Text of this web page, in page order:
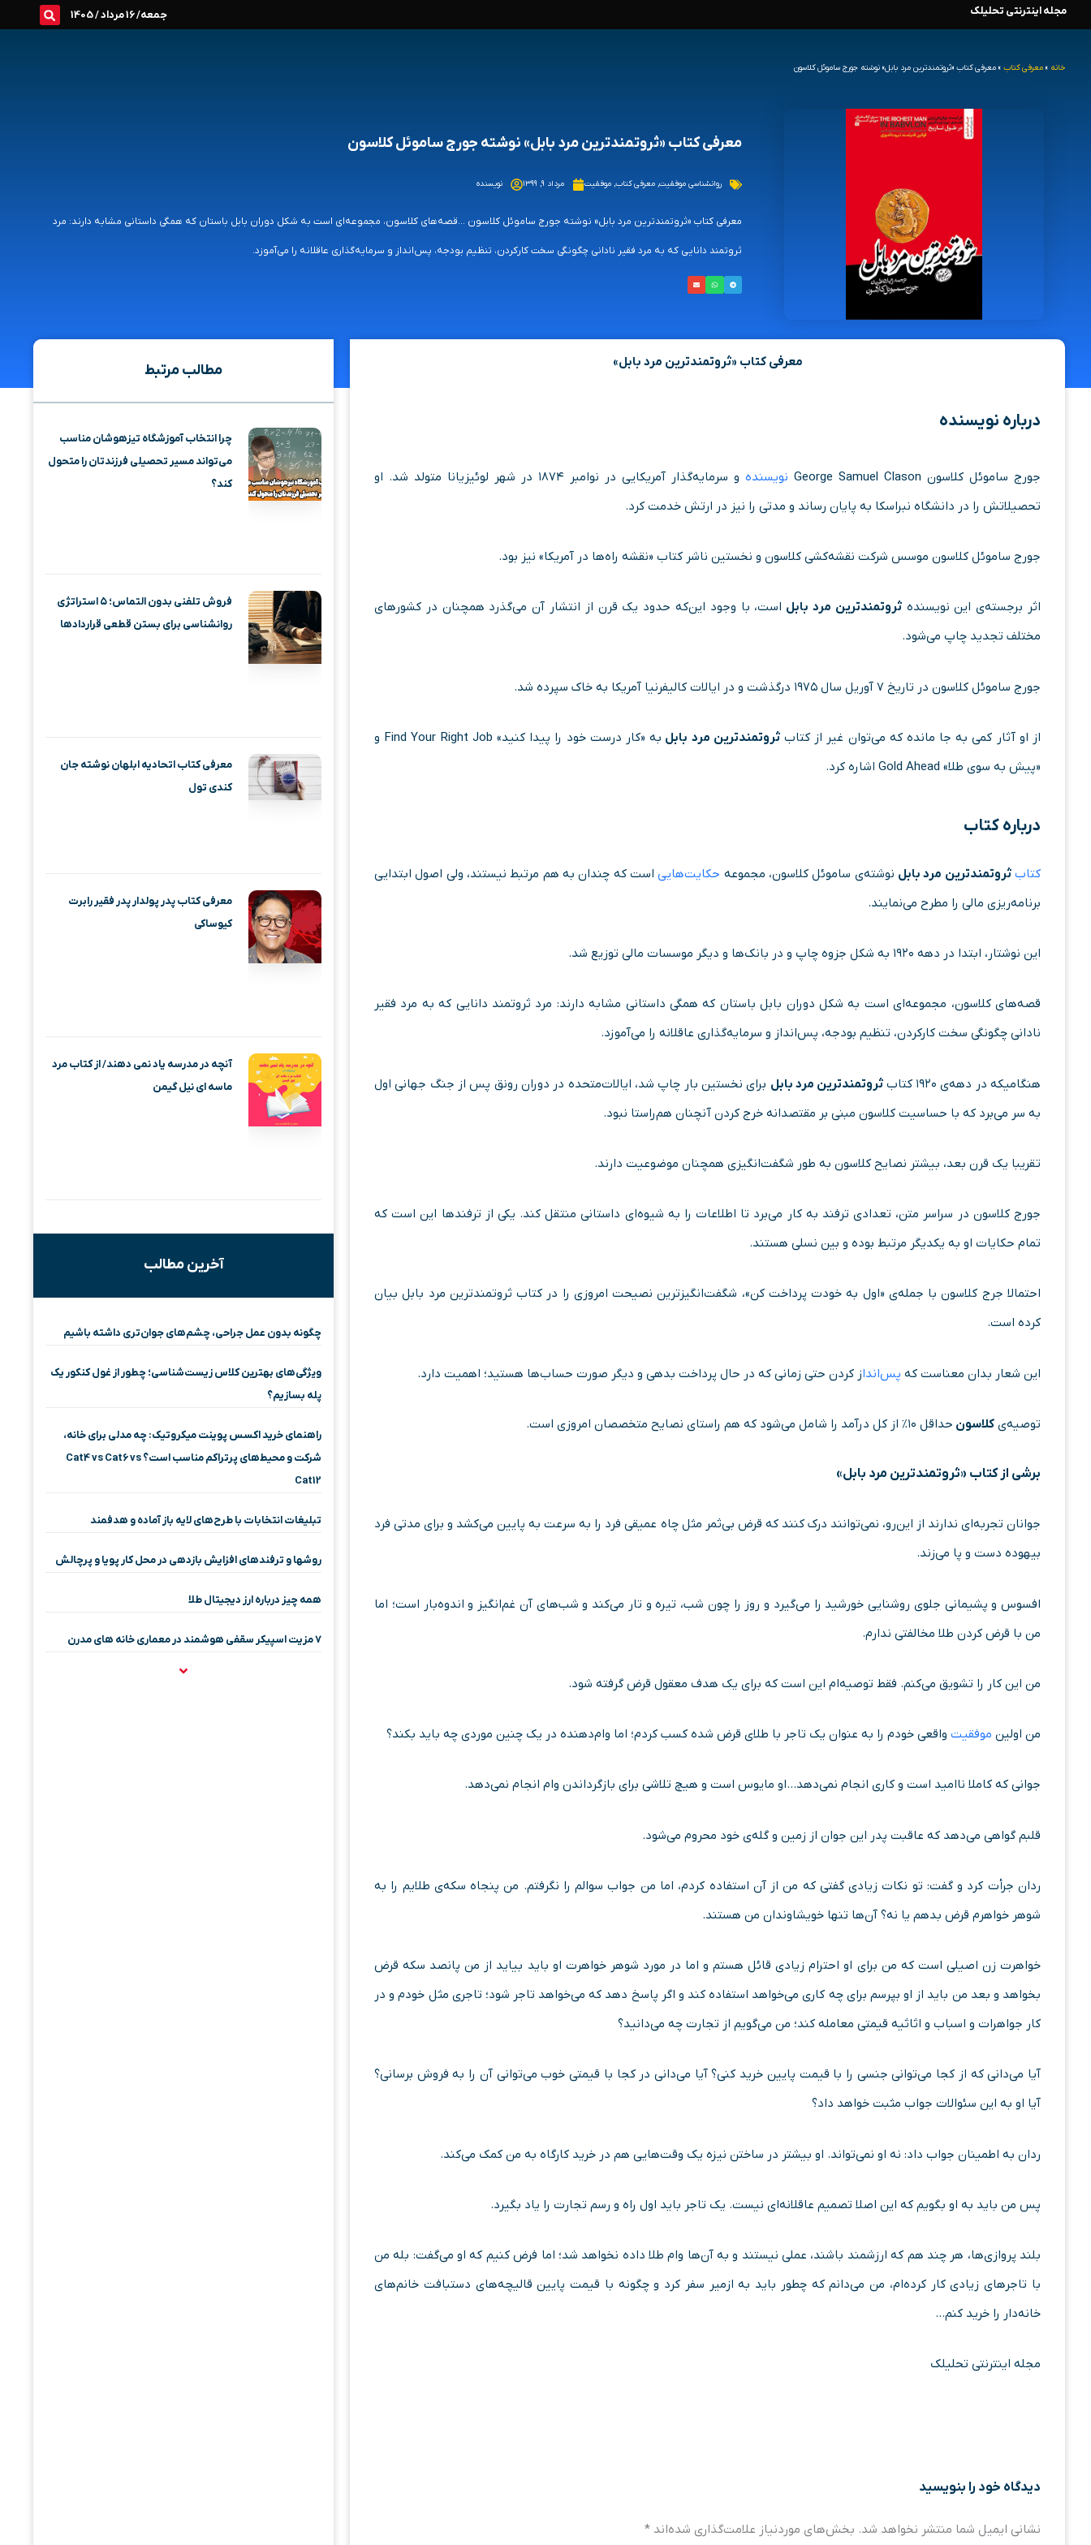
محتوا
مجله اینترنتی تحلیلک جمعه/ 16 مرداد / 1405
خانه » معرفی کتاب » معرفی کتاب «ثروتمندترین مرد بابل» نوشته جورج ساموئل کلاسون
معرفی کتاب «ثروتمندترین مرد بابل» نوشته جورج ساموئل کلاسون
روانشناسی موفقیت, معرفی کتاب, موفقیت مرداد ۹, ۱۳۹۹ نویسنده
معرفی کتاب «ثروتمندترین مرد بابل» نوشته جورج ساموئل کلاسون ...قصه‌های کلاسون، مجموعه‌ای است به شکل دوران بابل باستان که همگی داستانی مشابه دارند: مرد
ثروتمند دانایی که به مرد فقیر نادانی چگونگی سخت کارکردن، تنظیم بودجه، پس‌انداز و سرمایه‌گذاری عاقلانه را می‌آموزد.
معرفی کتاب «ثروتمندترین مرد بابل»
درباره نویسنده
جورج ساموئل کلاسون George Samuel Clason نویسنده
و سرمایه‌گذار آمریکایی در نوامبر ۱۸۷۴ در شهر لوئیزیانا متولد شد. او
تحصیلاتش را در دانشگاه نبراسکا به پایان رساند و مدتی را نیز در ارتش خدمت کرد.
جورج ساموئل کلاسون موسس شرکت نقشه‌کشی کلاسون و نخستین ناشر کتاب «نقشه راه‌ها در آمریکا» نیز بود.
اثر برجسته‌ی این نویسندهثروتمندترین مرد بابل است، با وجود این‌که حدود یک قرن از انتشار آن می‌گذرد همچنان در کشورهای
مختلف تجدید چاپ می‌شود.
جورج ساموئل کلاسون در تاریخ ۷ آوریل سال ۱۹۷۵ درگذشت و در ایالات کالیفرنیا آمریکا به خاک سپرده شد.
از او آثار کمی به جا مانده که می‌توان غیر از کتابثروتمندترین مرد بابل به «کار درست خود را پیدا کنید» Find Your Right Job و
«پیش به سوی طلا» Gold Ahead اشاره کرد.
درباره کتاب
کتاب ثروتمندترین مرد بابل نوشته‌ی ساموئل کلاسون، مجموعه حکایت‌هاییاست که چندان به هم مرتبط نیستند، ولی‌ اصول ابتدایی
برنامه‌ریزی مالی را مطرح می‌نمایند.
این نوشتار، ابتدا در دهه ۱۹۲۰ به شکل جزوه چاپ و در بانک‌ها و دیگر موسسات مالی توزیع شد.
قصه‌های کلاسون، مجموعه‌ای است به شکل دوران بابل باستان که همگی داستانی مشابه دارند: مرد ثروتمند دانایی که به مرد فقیر
نادانی چگونگی سخت کارکردن، تنظیم بودجه، پس‌انداز و سرمایه‌گذاری عاقلانه را می‌آموزد.
هنگامیکه در دهه‌ی ۱۹۲۰ کتاب ثروتمندترین مرد بابل برای نخستین بار چاپ شد، ایالات‌متحده در دوران رونق پس از جنگ جهانی اول
به سر می‌برد که با حساسیت کلاسون مبنی بر مقتصدانه خرج کردن آنچنان هم‌راستا نبود.
تقریبا یک قرن بعد، بیشتر نصایح کلاسون به طور شگفت‌انگیزی همچنان موضوعیت دارند.
جورج کلاسون در سراسر متن، تعدادی ترفند به کار می‌برد تا اطلاعات را به شیوه‌ای داستانی منتقل کند. یکی از ترفند‌ها این است که
تمام حکایات او به یکدیگر مرتبط بوده و بین نسلی هستند.
احتمالا جرج کلاسون با جمله‌ی «اول به خودت پرداخت کن»، شگفت‌انگیزترین نصیحت امروزی را در کتاب ثروتمند‌ترین مرد بابل بیان
کرده است.
این شعار بدان معناست که پس‌انداز کردن حتی زمانی که در حال پرداخت بدهی و دیگر صورت حساب‌ها هستید؛ اهمیت دارد.
توصیه‌ی کلاسون حداقل ۱۰% از کل درآمد را شامل می‌شود که هم راستای نصایح متخصصان امروزی است.
برشی از کتاب «ثروتمندترین مرد بابل»
جوانان تجربه‌ای ندارند از این‌رو، نمی‌توانند درک کنند که قرض بی‌ثمر مثل چاه عمیقی فرد را به سرعت به پایین می‌کشد و برای مدتی فرد
بیهوده دست و پا می‌زند.
افسوس و پشیمانی جلوی روشنایی خورشید را می‌گیرد و روز را چون شب، تیره و تار می‌کند و شب‌های آن غم‌انگیز و اندوه‌بار است؛ اما
من با قرض کردن طلا مخالفتی ندارم.
من این کار را تشویق می‌کنم. فقط توصیه‌ام این است که برای یک هدف معقول قرض گرفته شود.
من اولین موفقیت واقعی خودم را به عنوان یک تاجر با طلای قرض شده کسب کردم؛ اما وام‌دهنده در یک چنین موردی چه باید بکند؟
جوانی که کاملا ناامید است و کاری انجام نمی‌دهد…او مایوس است و هیچ تلاشی برای بازگرداندن وام انجام نمی‌دهد.
قلبم گواهی می‌دهد که عاقبت پدر این جوان از زمین و گله‌ی خود محروم می‌شود.
ردان جرأت کرد و گفت: تو نکات زیادی گفتی که من از آن استفاده کردم، اما من جواب سوالم را نگرفتم. من پنجاه سکه‌ی طلایم را به
شوهر خواهرم قرض بدهم یا نه؟ آن‌ها تنها خویشاوندان من هستند.
خواهرت زن اصیلی است که من برای او احترام زیادی قائل هستم و اما در مورد شوهر خواهرت او باید بیاید از من پانصد سکه قرض
بخواهد و بعد من باید از او بپرسم برای چه کاری می‌خواهد استفاده کند و اگر پاسخ دهد که می‌خواهد تاجر شود؛ تاجری مثل خودم و در
کار جواهرات و اسباب و اثاثیه قیمتی معامله کند؛ من می‌گویم از تجارت چه می‌دانید؟
آیا می‌دانی که از کجا می‌توانی جنسی را با قیمت پایین خرید کنی؟ آیا می‌دانی در کجا با قیمتی خوب می‌توانی آن را به فروش برسانی؟
آیا او به این سئوالات جواب مثبت خواهد داد؟
ردان به اطمینان جواب داد: نه او نمی‌تواند. او بیشتر در ساختن نیزه یک وقت‌هایی هم در خرید کارگاه به من کمک می‌کند.
پس من باید به او بگویم که این اصلا تصمیم عاقلانه‌ای نیست. یک تاجر باید اول راه‌ و رسم تجارت را یاد بگیرد.
بلند پروازی‌ها، هر چند هم که ارزشمند باشند، عملی نیستند و به آن‌ها وام طلا داده نخواهد شد؛ اما فرض کنیم که او می‌گفت: بله من
با تاجرهای زیادی کار کرده‌ام، من می‌دانم که چطور باید به ازمیر سفر کرد و چگونه با قیمت پایین قالیچه‌های دستبافت خانم‌های
خانه‌دار را خرید کنم…
مجله اینترنتی تحلیلک
دیدگاه‌ خود را بنویسید
نشانی ایمیل شما منتشر نخواهد شد. بخش‌های موردنیاز علامت‌گذاری شده‌اند *
مطالب مرتبط
چرا انتخاب آموزشگاه تیزهوشان مناسب
می‌تواند مسیر تحصیلی فرزندتان را متحول
کند؟
فروش تلفنی بدون التماس؛ ۵ استراتژی
روانشناسی برای بستن قطعی قراردادها
معرفی کتاب اتحادیه‌ ابلهان نوشته جان
کندی تول
معرفی کتاب پدر پولدار پدر فقیر رابرت
کیوساکی
آنچه در مدرسه یاد نمی دهند/ از کتاب مرد
ماسه‌ ای نیل گیمن
آخرین مطالب
چگونه بدون عمل جراحی، چشم‌های جوان‌تری داشته باشیم
ویژگی‌های بهترین کلاس زیست‌شناسی؛ چطور از غول کنکور یک
پله بسازیم؟
راهنمای خرید اکسس پوینت میکروتیک: چه مدلی برای خانه،
شرکت و محیط‌های پرتراکم مناسب است؟ Cat4 vs Cat6 vs
Cat12
تبلیغات انتخابات با طرح‌های لایه باز آماده و هدفمند
روشها و ترفندهای افزایش بازدهی در محل کار پویا و پرچالش
همه چیز درباره ارز دیجیتال طلا
۷ مزیت اسپیکر سقفی هوشمند در معماری خانه‌ های مدرن